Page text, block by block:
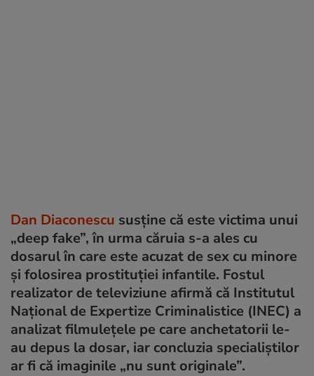
Dan Diaconescu susține că este victima unui
„deep fake”, în urma căruia s-a ales cu
dosarul în care este acuzat de sex cu minore
și folosirea prostituției infantile. Fostul
realizator de televiziune afirmă că Institutul
Național de Expertize Criminalistice (INEC) a
analizat filmulețele pe care anchetatorii le-
au depus la dosar, iar concluzia specialiștilor
ar fi că imaginile „nu sunt originale”.